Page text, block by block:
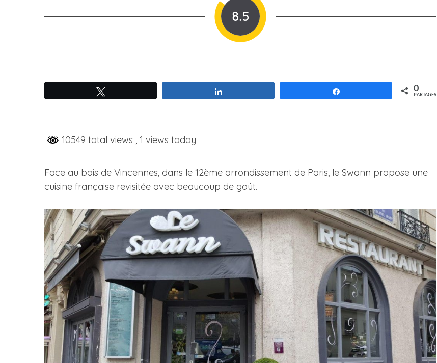
8.5
0
PARTAGES
10549 total views , 1 views today
Face au bois de Vincennes, dans le 12ème arrondissement de Paris, le Swann propose une
cuisine française revisitée avec beaucoup de goût.
S
r
c
f
o
r
: